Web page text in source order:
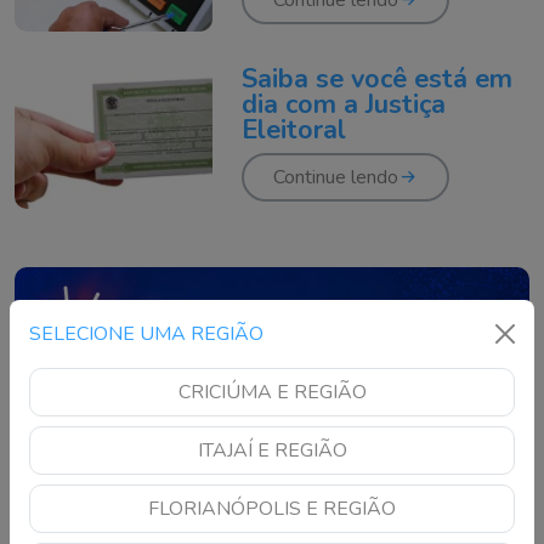
SELECIONE UMA REGIÃO
CRICIÚMA E REGIÃO
ITAJAÍ E REGIÃO
FLORIANÓPOLIS E REGIÃO
Saiba se você está em
dia com a Justiça
Eleitoral
Continue lendo